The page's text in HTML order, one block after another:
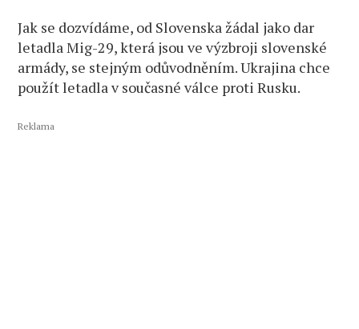
Jak se dozvídáme, od Slovenska žádal jako dar
letadla Mig-29, která jsou ve výzbroji slovenské
armády, se stejným odůvodněním. Ukrajina chce
použít letadla v současné válce proti Rusku.
Reklama